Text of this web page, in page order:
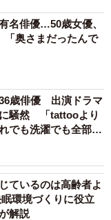
名俳優…50歳女優、
「奥さまだったんで
36歳俳優 出演ドラマ
騒然 「tattooより
でも洗濯でも全部か
ているのは高齢者よ
環境づくりに役立
解説